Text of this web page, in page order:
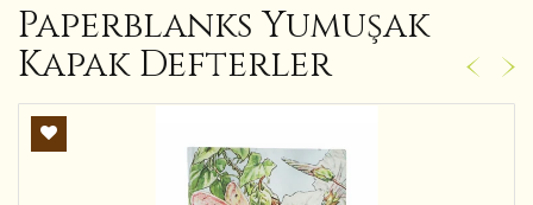
Paperblanks Yumuşak
Kapak Defterler